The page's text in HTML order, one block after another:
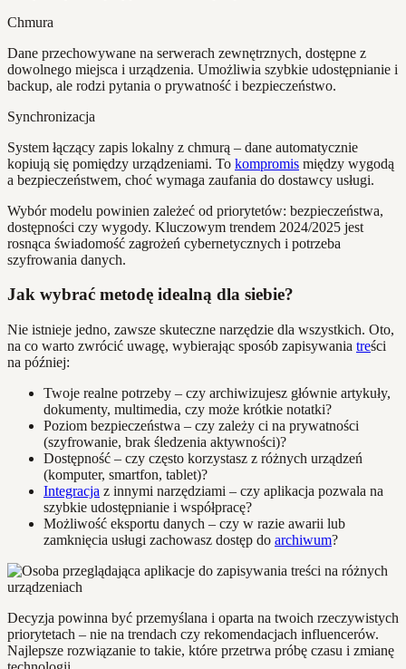
Chmura
Dane przechowywane na serwerach zewnętrznych, dostępne z
dowolnego miejsca i urządzenia. Umożliwia szybkie udostępnianie i
backup, ale rodzi pytania o prywatność i bezpieczeństwo.
Synchronizacja
System łączący zapis lokalny z chmurą – dane automatycznie
kopiują się pomiędzy urządzeniami. To kompromis między wygodą
a bezpieczeństwem, choć wymaga zaufania do dostawcy usługi.
Wybór modelu powinien zależeć od priorytetów: bezpieczeństwa,
dostępności czy wygody. Kluczowym trendem 2024/2025 jest
rosnąca świadomość zagrożeń cybernetycznych i potrzeba
szyfrowania danych.
Jak wybrać metodę idealną dla siebie?
Nie istnieje jedno, zawsze skuteczne narzędzie dla wszystkich. Oto,
na co warto zwrócić uwagę, wybierając sposób zapisywania treści
na później:
Twoje realne potrzeby – czy archiwizujesz głównie artykuły,
dokumenty, multimedia, czy może krótkie notatki?
Poziom bezpieczeństwa – czy zależy ci na prywatności
(szyfrowanie, brak śledzenia aktywności)?
Dostępność – czy często korzystasz z różnych urządzeń
(komputer, smartfon, tablet)?
Integracja z innymi narzędziami – czy aplikacja pozwala na
szybkie udostępnianie i współpracę?
Możliwość eksportu danych – czy w razie awarii lub
zamknięcia usługi zachowasz dostęp do archiwum?
Decyzja powinna być przemyślana i oparta na twoich rzeczywistych
priorytetach – nie na trendach czy rekomendacjach influencerów.
Najlepsze rozwiązanie to takie, które przetrwa próbę czasu i zmianę